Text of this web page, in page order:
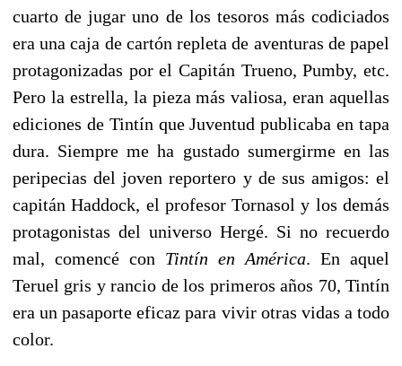
cuarto de jugar uno de los tesoros más codiciados
era una caja de cartón repleta de aventuras de papel
protagonizadas por el Capitán Trueno, Pumby, etc.
Pero la estrella, la pieza más valiosa, eran aquellas
ediciones de Tintín que Juventud publicaba en tapa
dura. Siempre me ha gustado sumergirme en las
peripecias del joven reportero y de sus amigos: el
capitán Haddock, el profesor Tornasol y los demás
protagonistas del universo Hergé. Si no recuerdo
mal, comencé con Tintín en América. En aquel
Teruel gris y rancio de los primeros años 70, Tintín
era un pasaporte eficaz para vivir otras vidas a todo
color.